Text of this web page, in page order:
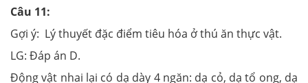
Câu 11:
Gợi ý: Lý thuyết đặc điểm tiêu hóa ở thú ăn thực vật.
LG: Đáp án D.
Động vật nhai lại có dạ dày 4 ngăn: dạ cỏ, dạ tổ ong, dạ